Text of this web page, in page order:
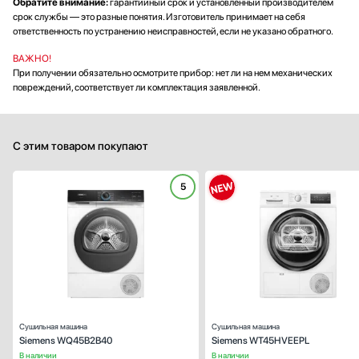
срок службы — это разные понятия. Изготовитель принимает на себя
ответственность по устранению неисправностей, если не указано обратного.
ВАЖНО!
При получении обязательно осмотрите прибор: нет ли на нем механических
повреждений, соответствует ли комплектация заявленной.
С этим товаром покупают
5
В наличии
Сушильная машина
Siemens WQ45B2B40
Для
В наличии
Сушильная машина
Siemens WT45HVEEPL